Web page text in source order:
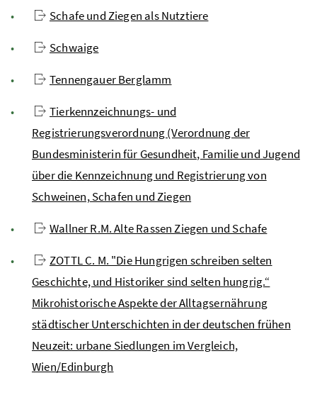
Schafe und Ziegen als Nutztiere
Schwaige
Tennengauer Berglamm
Tierkennzeichnungs- und
Registrierungsverordnung (Verordnung der
Bundesministerin für Gesundheit, Familie und Jugend
über die Kennzeichnung und Registrierung von
Schweinen, Schafen und Ziegen
Wallner R.M. Alte Rassen Ziegen und Schafe
ZOTTL C. M. "Die Hungrigen schreiben selten
Geschichte, und Historiker sind selten hungrig.“
Mikrohistorische Aspekte der Alltagsernährung
städtischer Unterschichten in der deutschen frühen
Neuzeit: urbane Siedlungen im Vergleich,
Wien/Edinburgh